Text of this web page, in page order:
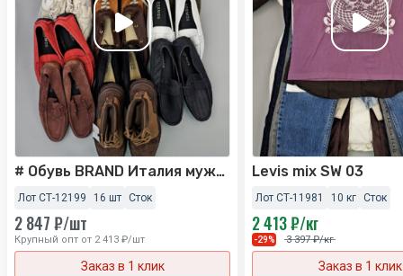
# Обувь BRAND Италия мужская 076
Лот СТ-12199 16 шт Сток
2 847 ₽/шт
Крупный опт от 2 413 ₽/шт
Заказ в 1 клик
Levis mix SW 03
Лот СТ-11981 10 кг Сток
2 413 ₽/кг
-29% 3 397 ₽/кг
Заказ в 1 клик